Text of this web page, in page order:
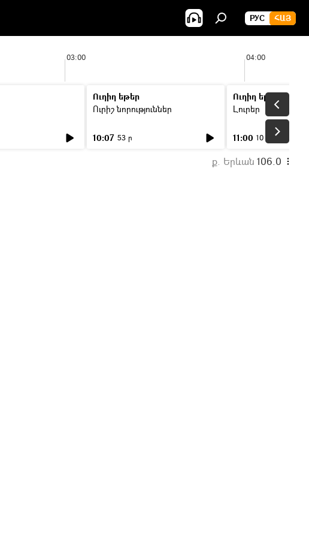
РУС ՀԱՅ
03:00 04:00
Ուղիղ եթեր
Ուրիշ նորություններ
10:07 53 ր
Ուղիղ եթեր
Լուրեր
11:00 10 ր
ք. Երևան 106.0